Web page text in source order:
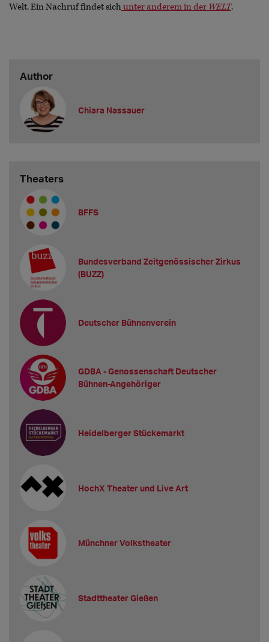
Welt. Ein Nachruf findet sichunter anderem in der WELT.
Author
Chiara Nassauer
Theaters
BFFS
Bundesverband Zeitgenössischer Zirkus
(BUZZ)
Deutscher Bühnenverein
GDBA - Genossenschaft Deutscher
Bühnen-Angehöriger
Heidelberger Stückemarkt
HochX Theater und Live Art
Münchner Volkstheater
Stadttheater Gießen